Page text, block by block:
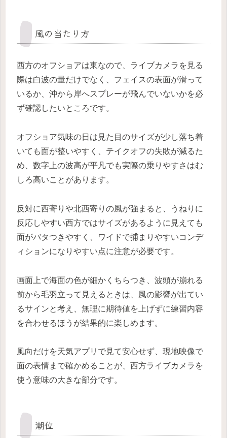
風の当たり方
西方のオフショアは東なので、ライブカメラを見る
際は白波の量だけでなく、フェイスの表面が滑って
いるか、沖から岸へスプレーが飛んでいないかを必
ず確認したいところです。
オフショア気味の日は見た目のサイズが少し落ち着
いても面が整いやすく、テイクオフの失敗が減るた
め、数字上の波高が平凡でも実際の乗りやすさはむ
しろ高いことがあります。
反対に西寄りや北西寄りの風が強まると、うねりに
反応しやすい西方ではサイズがあるように見えても
面がバタつきやすく、ワイドで捕まりやすいコンデ
ィションになりやすい点に注意が必要です。
画面上で海面の色が細かくちらつき、波頭が崩れる
前から毛羽立って見えるときは、風の影響が出てい
るサインと考え、無理に期待値を上げずに練習内容
を合わせるほうが結果的に楽しめます。
風向だけを天気アプリで見て安心せず、現地映像で
面の表情まで確かめることが、西方ライブカメラを
使う意味の大きな部分です。
潮位